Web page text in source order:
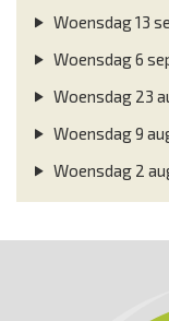
Woensdag 13
Woensdag 6
Woensdag 23
Woensdag 9
Woensdag 2